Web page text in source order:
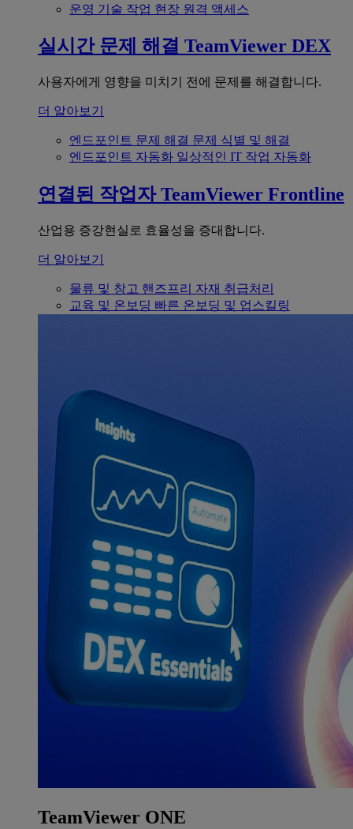
운영 기술 작업 현장 원격 액세스
실시간 문제 해결 TeamViewer DEX
사용자에게 영향을 미치기 전에 문제를 해결합니다.
더 알아보기
엔드포인트 문제 해결 문제 식별 및 해결
엔드포인트 자동화 일상적인 IT 작업 자동화
연결된 작업자 TeamViewer Frontline
산업용 증강현실로 효율성을 증대합니다.
더 알아보기
물류 및 창고 핸즈프리 자재 취급처리
교육 및 온보딩 빠른 온보딩 및 업스킬링
TeamViewer ONE